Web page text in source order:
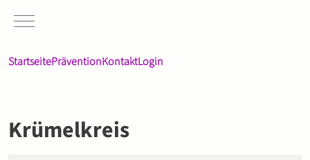
Mobile Menu Toggle
StartseitePräventionKontaktLogin
Krümelkreis